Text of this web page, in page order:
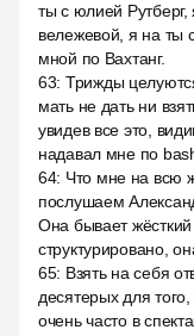
ты с юлией
вележевой, я на ты
мной по Вахтанг.
63: Трижды
мать не дать ни
увидев все это,
надавал мне по
64: Что мне на всю
послушаем
Она бывает жёсткий
структурировано,
65: Взять на себя
десятерых для
очень часто в